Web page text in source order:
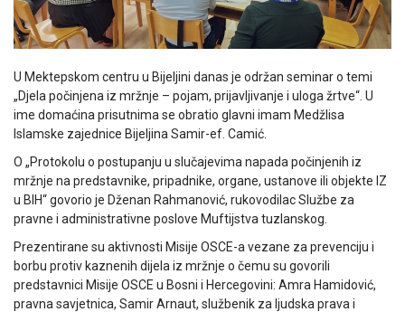
U Mektepskom centru u Bijeljini danas je održan seminar o temi
„Djela počinjena iz mržnje – pojam, prijavljivanje i uloga žrtve“. U
ime domaćina prisutnima se obratio glavni imam Medžlisa
Islamske zajednice Bijeljina Samir-ef. Camić.
O „Protokolu o postupanju u slučajevima napada počinjenih iz
mržnje na predstavnike, pripadnike, organe, ustanove ili objekte IZ
u BIH“ govorio je Dženan Rahmanović, rukovodilac Službe za
pravne i administrativne poslove Muftijstva tuzlanskog.
Prezentirane su aktivnosti Misije OSCE-a vezane za prevenciju i
borbu protiv kaznenih dijela iz mržnje o čemu su govorili
predstavnici Misije OSCE u Bosni i Hercegovini: Amra Hamidović,
pravna savjetnica, Samir Arnaut, službenik za ljudska prava i